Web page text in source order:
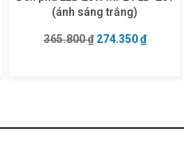
₫.
tại là: 131.175 ₫.
(ánh sáng trắng)
365.800₫ Giá gốc là:
274.350₫Giá